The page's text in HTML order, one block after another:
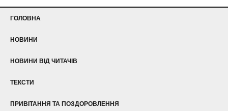
ГОЛОВНА
НОВИНИ
НОВИНИ ВІД ЧИТАЧІВ
ТЕКСТИ
ПРИВІТАННЯ ТА ПОЗДОРОВЛЕННЯ